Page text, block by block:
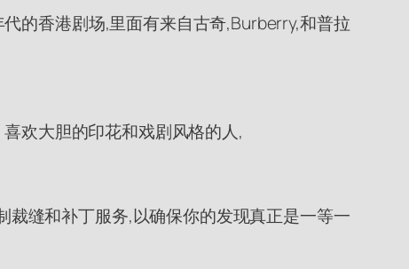
的香港剧场,里面有来自古奇,Burberry,和普拉
欢大胆的印花和戏剧风格的人,
缝和补丁服务,以确保你的发现真正是一等一